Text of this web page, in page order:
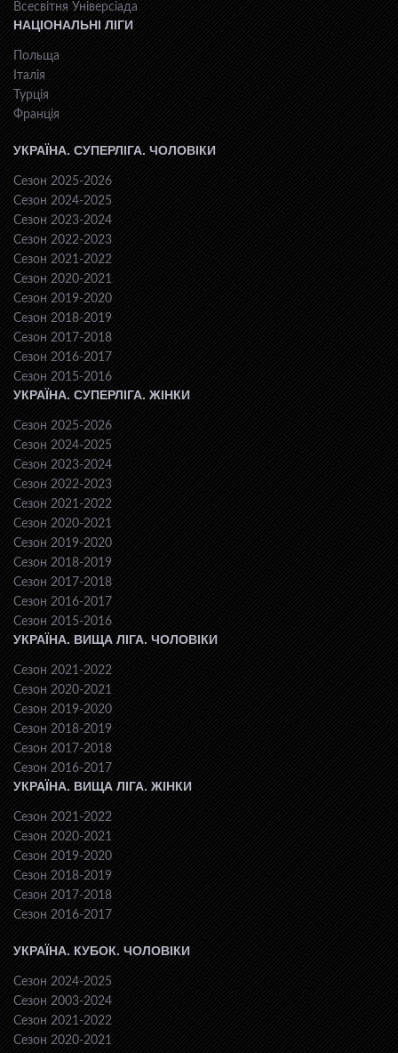
Всесвiтня Унiверсiaда
НАЦІОНАЛЬНІ ЛІГИ
Польща
Італія
Турція
Франція
УКРАЇНА. СУПЕРЛІГА. ЧОЛОВІКИ
Сезон 2025-2026
Сезон 2024-2025
Сезон 2023-2024
Сезон 2022-2023
Сезон 2021-2022
Сезон 2020-2021
Сезон 2019-2020
Сезон 2018-2019
Сезон 2017-2018
Сезон 2016-2017
Сезон 2015-2016
УКРАЇНА. СУПЕРЛІГА. ЖІНКИ
Сезон 2025-2026
Сезон 2024-2025
Сезон 2023-2024
Сезон 2022-2023
Сезон 2021-2022
Сезон 2020-2021
Сезон 2019-2020
Сезон 2018-2019
Сезон 2017-2018
Сезон 2016-2017
Сезон 2015-2016
УКРАЇНА. ВИЩА ЛІГА. ЧОЛОВІКИ
Сезон 2021-2022
Сезон 2020-2021
Сезон 2019-2020
Сезон 2018-2019
Сезон 2017-2018
Сезон 2016-2017
УКРАЇНА. ВИЩА ЛІГА. ЖІНКИ
Сезон 2021-2022
Сезон 2020-2021
Сезон 2019-2020
Сезон 2018-2019
Сезон 2017-2018
Сезон 2016-2017
УКРАЇНА. КУБОК. ЧОЛОВІКИ
Сезон 2024-2025
Сезон 2003-2024
Сезон 2021-2022
Сезон 2020-2021